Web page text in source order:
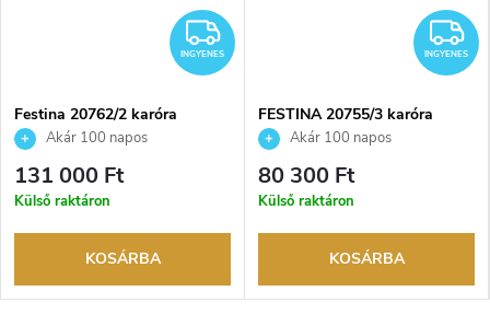
INGYENES
INGYENES
Festina 20762/2 karóra
Akár 100 napos
visszaküldési lehetőség. Hivatalos
márkakereskedő.
131 000 Ft
Külső raktáron
KOSÁRBA
INGYENES
FESTINA 20755/3 karóra
Akár 100 napos
visszaküldési lehetőség. Hivatalos
márkakereskedő.
80 300 Ft
Külső raktáron
KOSÁRBA